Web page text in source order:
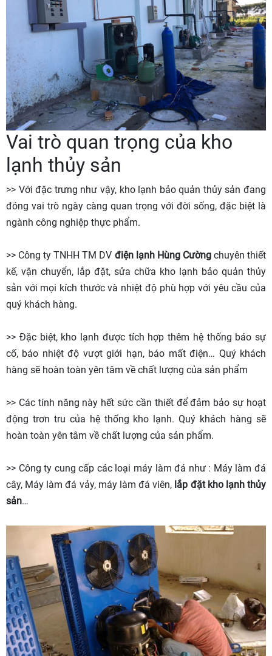
Vai trò quan trọng của kho
lạnh thủy sản
>> Với đặc trưng như vậy, kho lạnh bảo quản thủy sản đang
đóng vai trò ngày càng quan trọng với đời sống, đặc biệt là
ngành công nghiệp thực phẩm.
>> Công ty TNHH TM DV điện lạnh Hùng Cườngchuyên thiết
kế, vận chuyển, lắp đặt, sửa chữa kho lạnh bảo quản thủy
sản với mọi kích thước và nhiệt độ phù hợp với yêu cầu của
quý khách hàng.
>> Đặc biệt, kho lạnh được tích hợp thêm hệ thống báo sự
cố, báo nhiệt độ vượt giới hạn, báo mất điện… Quý khách
hàng sẽ hoàn toàn yên tâm về chất lượng của sản phẩm
>> Các tính năng này hết sức cần thiết để đảm bảo sự hoạt
động trơn tru của hệ thống kho lạnh. Quý khách hàng sẽ
hoàn toàn yên tâm về chất lượng của sản phẩm.
>> Công ty cung cấp các loại máy làm đá như : Máy làm đá
cây, Máy làm đá vảy, máy làm đá viên, lắp đặt kho lạnh thủy
sản…